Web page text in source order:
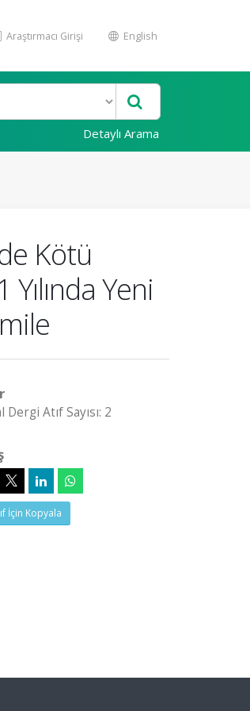
Araştırmacı Girişi English
Detaylı Arama
Kötü
Yeni
Dergi Atıf Sayısı: 2
İçin Kopyala